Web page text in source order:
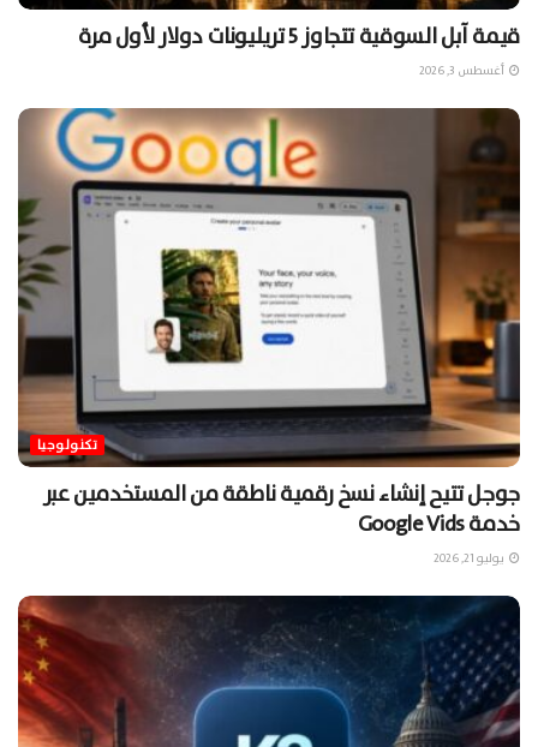
قيمة آبل السوقية تتجاوز 5 تريليونات دولار لأول مرة
أغسطس 3, 2026
تكنولوجيا
جوجل تتيح إنشاء نسخ رقمية ناطقة من المستخدمين عبر
خدمة Google Vids
يوليو 21, 2026